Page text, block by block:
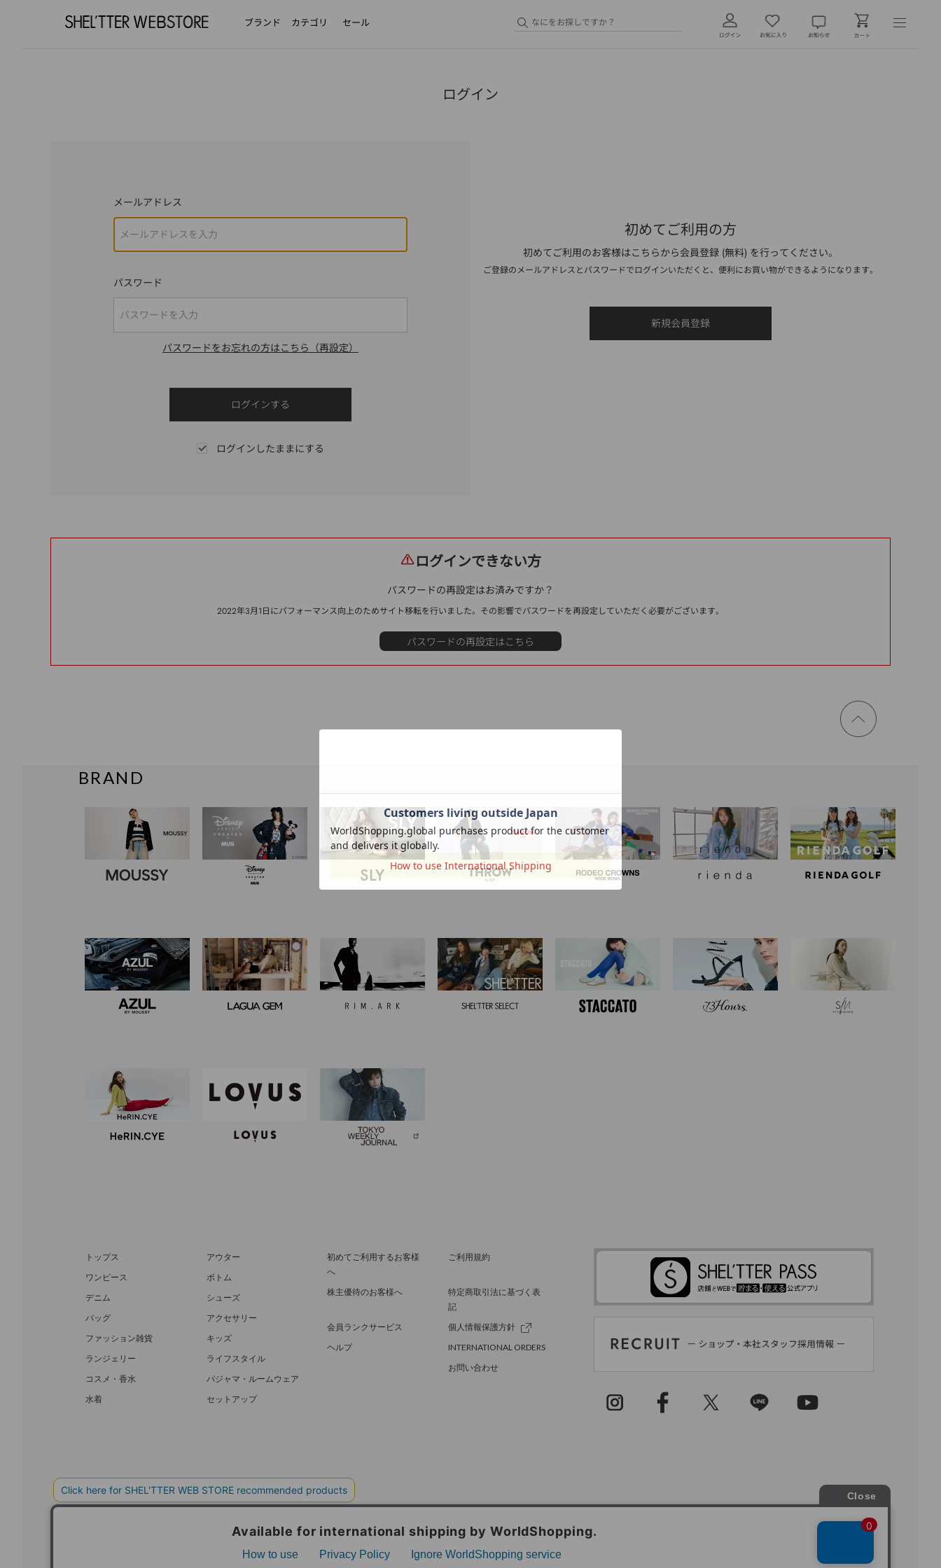
ブランド カテゴリ セール
ログイン
メールアドレス
パスワード
パスワードをお忘れの方はこちら（再設定）
ログインしたままにする
初めてご利用の方
初めてご利用のお客様はこちらから会員登録 (無料) を行ってください。
ご登録のメールアドレスとパスワードでログインいただくと、便利にお買い物ができるようになります。
ログインできない方
パスワードの再設定はお済みですか？
2022年3月1日にパフォーマンス向上のためサイト移転を行いました。その影響でパスワードを再設定していただく必要がございます。
ページ
トップ
BRAND
トップス
アウター
ワンピース
ボトム
デニム
シューズ
バッグ
アクセサリー
ファッション雑貨
キッズ
ランジェリー
ライフスタイル
コスメ・香水
パジャマ・ルームウェア
水着
セットアップ
初めてご利用するお客様
へ
ご利用規約
株主優待のお客様へ
特定商取引法に基づく表
記
会員ランクサービス
個人情報保護方針
ヘルプ
INTERNATIONAL ORDERS
お問い合わせ
BAROQUE JAPAN LIMITED SHEL’TTER GREEN 採用情報
COPYRIGHT © BAROQUE JAPAN LIMITED ALL RIGHTS RESERVED.